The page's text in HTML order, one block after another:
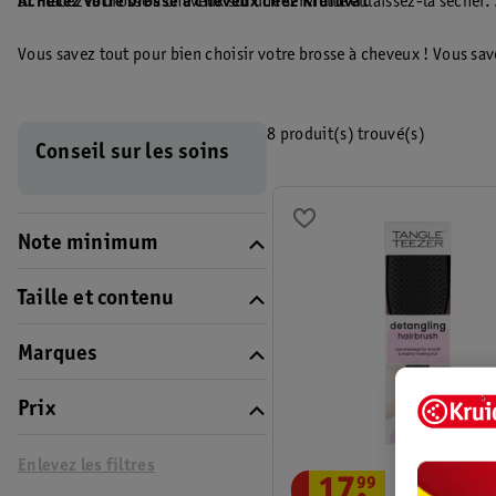
Vous savez tout pour bien choisir votre brosse à cheveux ! Vous
Conseil sur les soins
Note minimum
Taille et contenu
Marques
Prix
Enlevez les filtres
8 produit(s) trouvé(s)
99